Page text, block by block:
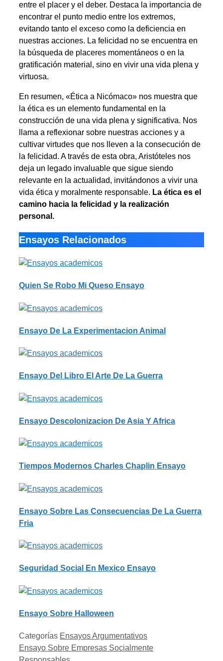
entre el placer y el deber. Destaca la importancia de
encontrar el punto medio entre los extremos,
evitando tanto el exceso como la deficiencia en
nuestras acciones. La felicidad no se encuentra en
la búsqueda de placeres momentáneos o en la
gratificación material, sino en vivir una vida plena y
virtuosa.
En resumen, «Ética a Nicómaco» nos muestra que
la ética es un elemento fundamental en la
construcción de una vida plena y significativa. Nos
llama a reflexionar sobre nuestras acciones y a
cultivar virtudes que nos lleven a la consecución de
la felicidad. A través de esta obra, Aristóteles nos
deja un legado invaluable que sigue siendo
relevante en la actualidad, invitándonos a vivir una
vida ética y moralmente responsable. La ética es el
camino hacia la felicidad y la realización
personal.
Ensayos Relacionados
Quien Se Robo Mi Queso Ensayo
Ensayo De La Experimentacion Animal
Ensayo Del Libro El Arte De La Guerra
Ensayo Descolonizacion De Asia Y Africa
Tiempos Modernos Charles Chaplin Ensayo
Ensayo Sobre Las Consecuencias De La Guerra
Fria
Seguridad Social En Mexico Ensayo
Ensayo Sobre Halloween
Categorías Ensayos Argumentativos
Ensayo Sobre Empresas Socialmente